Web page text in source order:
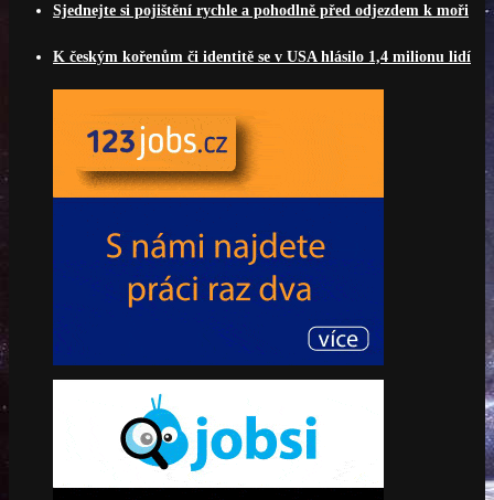
Sjednejte si pojištění rychle a pohodlně před odjezdem k moři
K českým kořenům či identitě se v USA hlásilo 1,4 milionu lidí